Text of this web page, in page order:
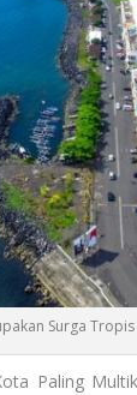
Surga
Paling